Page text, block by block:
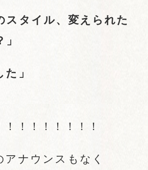
スタイル、変えられた
た」
！！！！！！！！
アナウンスもなく